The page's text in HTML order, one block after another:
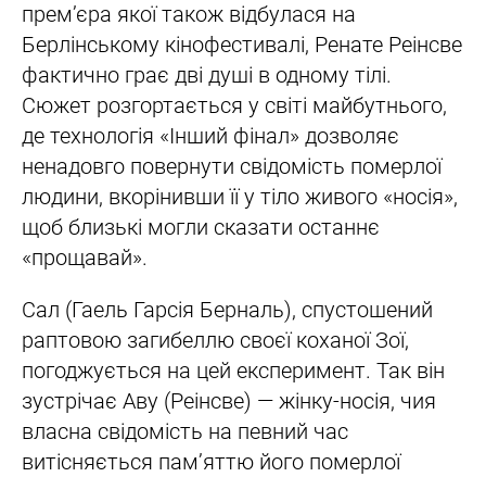
прем’єра якої також відбулася на
Берлінському кінофестивалі, Ренате Реінсве
фактично грає дві душі в одному тілі.
Сюжет розгортається у світі майбутнього,
де технологія «Інший фінал» дозволяє
ненадовго повернути свідомість померлої
людини, вкорінивши її у тіло живого «носія»,
щоб близькі могли сказати останнє
«прощавай».
Сал (Гаель Гарсія Берналь), спустошений
раптовою загибеллю своєї коханої Зої,
погоджується на цей експеримент. Так він
зустрічає Аву (Реінсве) — жінку-носія, чия
власна свідомість на певний час
витісняється пам’яттю його померлої